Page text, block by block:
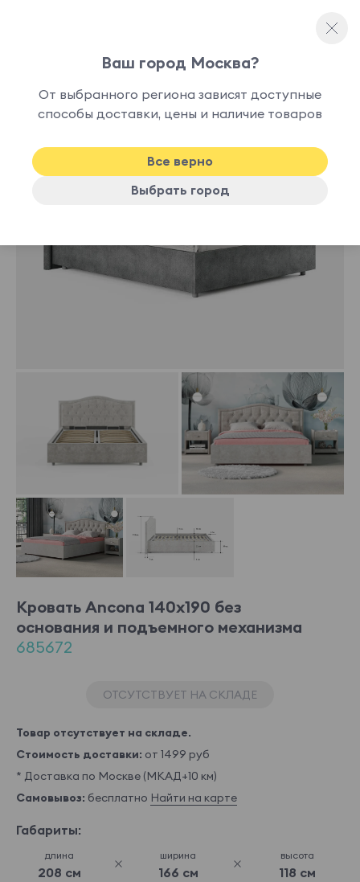
наличии
Кровать Ancona 140x190 без
основания и подъемного механизма
685672
ОТСУТСТВУЕТ НА СКЛАДЕ
Товар отсутствует на складе.
Стоимость доставки: от 1499 руб
* Доставка по Москве (МКАД+10 км)
Самовывоз: бесплатно Найти на карте
Габариты:
длина
208 см
ширина
166 см
высота
118 см
Ваш город Москва?
От выбранного региона зависят доступные
способы доставки, цены и наличие товаров
Все верно
Выбрать город